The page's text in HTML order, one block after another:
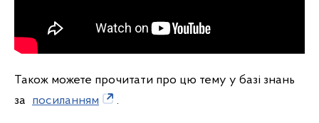
Також можете прочитати про цю тему у базі знань
за посиланням .